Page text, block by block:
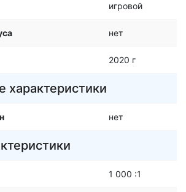
игровой
нет
2020 г
характеристики
нет
1 000 :1